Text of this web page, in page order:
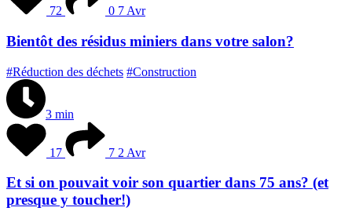
72 0 7 Avr
Bientôt des résidus miniers dans votre salon?
#Réduction des déchets #Construction
3 min
17 7 2 Avr
Et si on pouvait voir son quartier dans 75 ans? (et
presque y toucher!)